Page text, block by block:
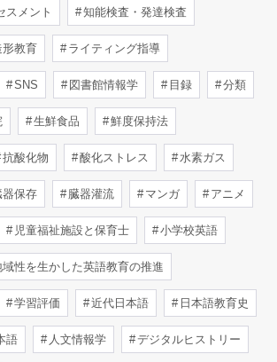
スメント 知能検査・発達検査
教育 ライティング指導
SNS 図書館情報学 目録 分類
生鮮食品 鮮度保持法
抗酸化物 酸化ストレス 水素ガス
保存 臓器灌流 マンガ アニメ
児童福祉施設と保育士 小学校英語
性を生かした英語教育の推進
学習評価 近代日本語 日本語教育史
語 人文情報学 デジタルヒストリー